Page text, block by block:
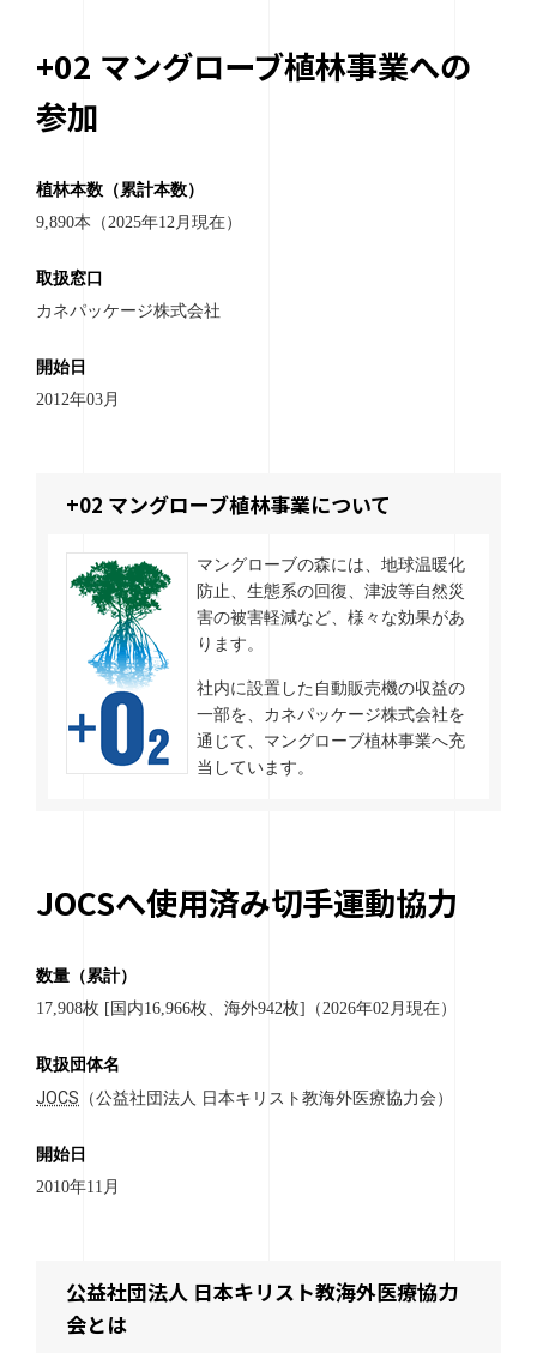
+02 マングローブ植林事業への
参加
植林本数（累計本数）
9,890本（2025年12月現在）
取扱窓口
カネパッケージ株式会社
開始日
2012年03月
+02 マングローブ植林事業について
マングローブの森には、地球温暖化
防止、生態系の回復、津波等自然災
害の被害軽減など、様々な効果があ
ります。
社内に設置した自動販売機の収益の
一部を、カネパッケージ株式会社を
通じて、マングローブ植林事業へ充
当しています。
JOCSへ使用済み切手運動協力
数量（累計）
17,908枚 [国内16,966枚、海外942枚]（2026年02月現在）
取扱団体名
JOCS （公益社団法人 日本キリスト教海外医療協力会 ）
開始日
2010年11月
公益社団法人 日本キリスト教海外医療協力
会とは